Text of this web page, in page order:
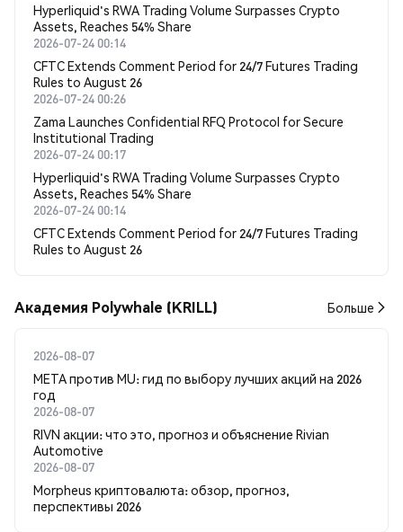
Hyperliquid's RWA Trading Volume Surpasses Crypto
Assets, Reaches 54% Share
2026-07-24 00:14
CFTC Extends Comment Period for 24/7 Futures Trading
Rules to August 26
2026-07-24 00:26
Zama Launches Confidential RFQ Protocol for Secure
Institutional Trading
2026-07-24 00:17
Hyperliquid's RWA Trading Volume Surpasses Crypto
Assets, Reaches 54% Share
2026-07-24 00:14
CFTC Extends Comment Period for 24/7 Futures Trading
Rules to August 26
Академия Polywhale (KRILL) Больше
2026-08-07
META против MU: гид по выбору лучших акций на 2026
год
2026-08-07
RIVN акции: что это, прогноз и объяснение Rivian
Automotive
2026-08-07
Morpheus криптовалюта: обзор, прогноз,
перспективы 2026